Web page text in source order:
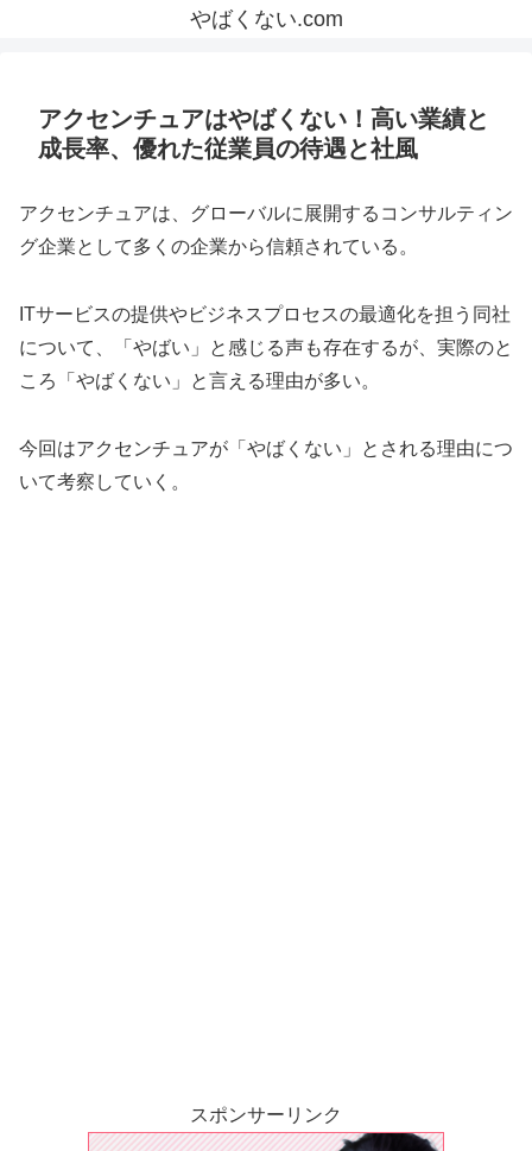
やばくない.com
アクセンチュアはやばくない！高い業績と
成長率、優れた従業員の待遇と社風
アクセンチュアは、グローバルに展開するコンサルティン
グ企業として多くの企業から信頼されている。
ITサービスの提供やビジネスプロセスの最適化を担う同社
について、「やばい」と感じる声も存在するが、実際のと
ころ「やばくない」と言える理由が多い。
今回はアクセンチュアが「やばくない」とされる理由につ
いて考察していく。
スポンサーリンク